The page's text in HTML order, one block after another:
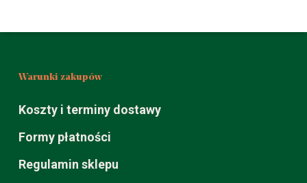
Warunki zakupów
Koszty i terminy dostawy
Formy płatności
Regulamin sklepu